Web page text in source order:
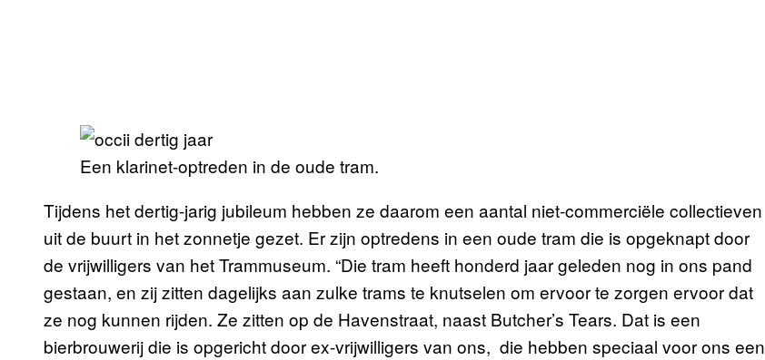
Een klarinet-optreden in de oude tram.
Tijdens het dertig-jarig jubileum hebben ze daarom een aantal niet-commerciële collectieven
uit de buurt in het zonnetje gezet. Er zijn optredens in een oude tram die is opgeknapt door
de vrijwilligers van het Trammuseum. “Die tram heeft honderd jaar geleden nog in ons pand
gestaan, en zij zitten dagelijks aan zulke trams te knutselen om ervoor te zorgen ervoor dat
ze nog kunnen rijden. Ze zitten op de Havenstraat, naast Butcher’s Tears. Dat is een
bierbrouwerij die is opgericht door ex-vrijwilligers van ons, die hebben speciaal voor ons een